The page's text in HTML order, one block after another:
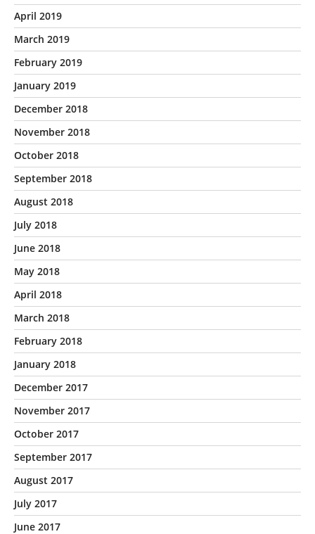
April 2019
March 2019
February 2019
January 2019
December 2018
November 2018
October 2018
September 2018
August 2018
July 2018
June 2018
May 2018
April 2018
March 2018
February 2018
January 2018
December 2017
November 2017
October 2017
September 2017
August 2017
July 2017
June 2017